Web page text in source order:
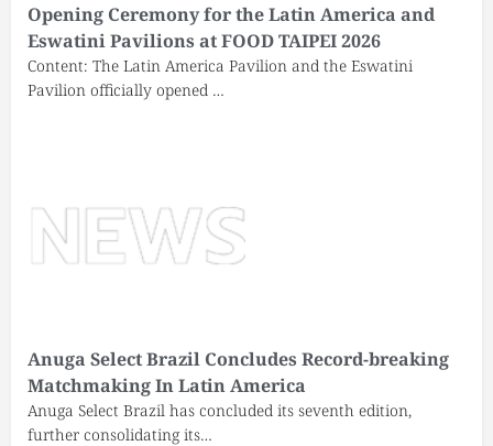
Opening Ceremony for the Latin America and
Eswatini Pavilions at FOOD TAIPEI 2026
Content: The Latin America Pavilion and the Eswatini
Pavilion officially opened …
Anuga Select Brazil Concludes Record-breaking
Matchmaking In Latin America
Anuga Select Brazil has concluded its seventh edition,
further consolidating its…